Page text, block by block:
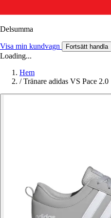
Delsumma
Visa min kundvagn Fortsätt handla
Loading...
Hem
/ Tränare adidas VS Pace 2.0